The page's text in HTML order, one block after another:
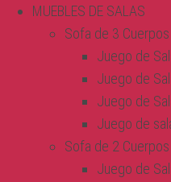
MUEBLES DE SALAS
Sofa de 3 Cuerpos
Juego de
Juego de
Juego de
Juego de
Sofa de 2 Cuerpos
Juego de